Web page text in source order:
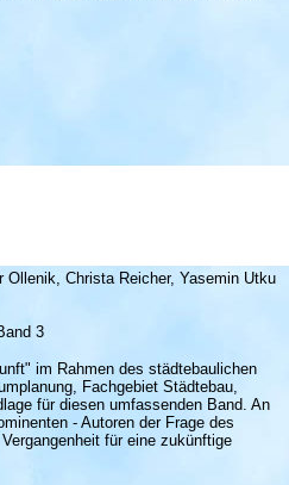
Christa Reicher, Yasemin Utku
3
im Rahmen des städtebaulichen
Fachgebiet Städtebau,
für diesen umfassenden Band. An
- Autoren der Frage des
für eine zukünftige